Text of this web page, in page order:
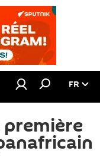
FR
première